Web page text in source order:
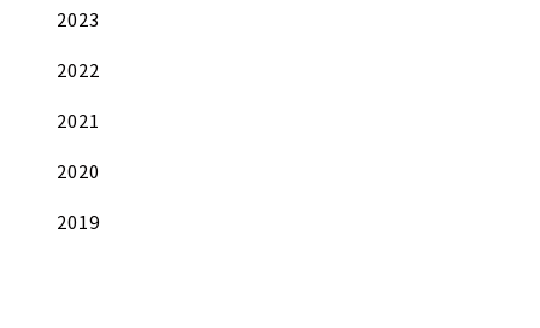
2023
2022
2021
2020
2019